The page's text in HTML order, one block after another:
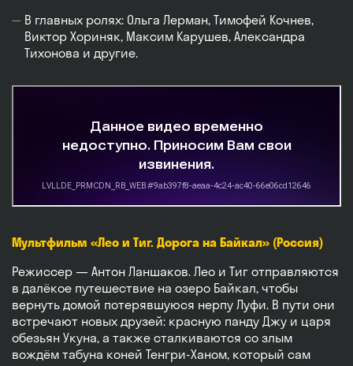
В главных ролях: Ольга Лерман, Тимофей Кочнев,
Виктор Хориняк, Максим Карушев, Александра
Тихонова и другие.
Мультфильм «Лео и Тиг. Дорога на Байкал» (Россия)
Режиссер — Антон Ланшаков. Лео и Тиг отправляются
в далёкое путешествие на озеро Байкал, чтобы
вернуть домой потерявшуюся нерпу Луфи. В пути они
встречают новых друзей: красную панду Джу и царя
обезьян Укуна, а также сталкиваются со злым
вождём табуна коней Тенгри-Ханом, который сам